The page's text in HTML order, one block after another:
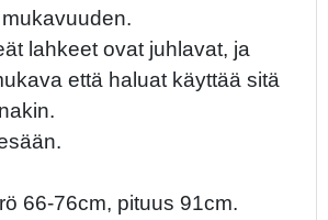
lahkeet ovat juhlavat, ja
että haluat käyttää sitä
66-76cm, pituus 91cm.